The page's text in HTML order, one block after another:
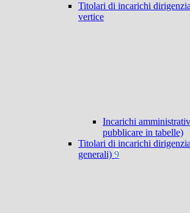
Titolari di incarichi
vertice
Incarichi
pubblicare in tabelle)
Titolari di incarichi
generali) 9